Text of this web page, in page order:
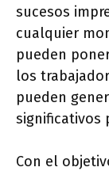
sucesos
cualquier
pueden
los
pueden
significativos
Con el